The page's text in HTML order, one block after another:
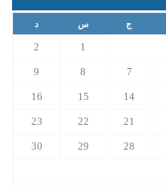
ج س د
1
2
7
8
9
14
15
16
21
22
23
28
29
30